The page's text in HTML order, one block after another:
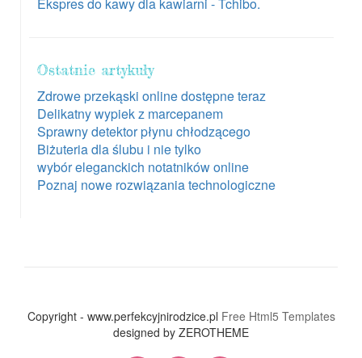
Ostatnie artykuły
Zdrowe przekąski online dostępne teraz
Delikatny wypiek z marcepanem
Sprawny detektor płynu chłodzącego
Biżuteria dla ślubu i nie tylko
wybór eleganckich notatników online
Poznaj nowe rozwiązania technologiczne
Copyright - www.perfekcyjnirodzice.pl Free Html5 Templates
designed by ZEROTHEME